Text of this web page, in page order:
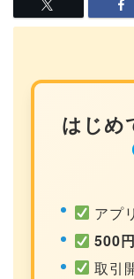
はじめ
アプ
500円
取引